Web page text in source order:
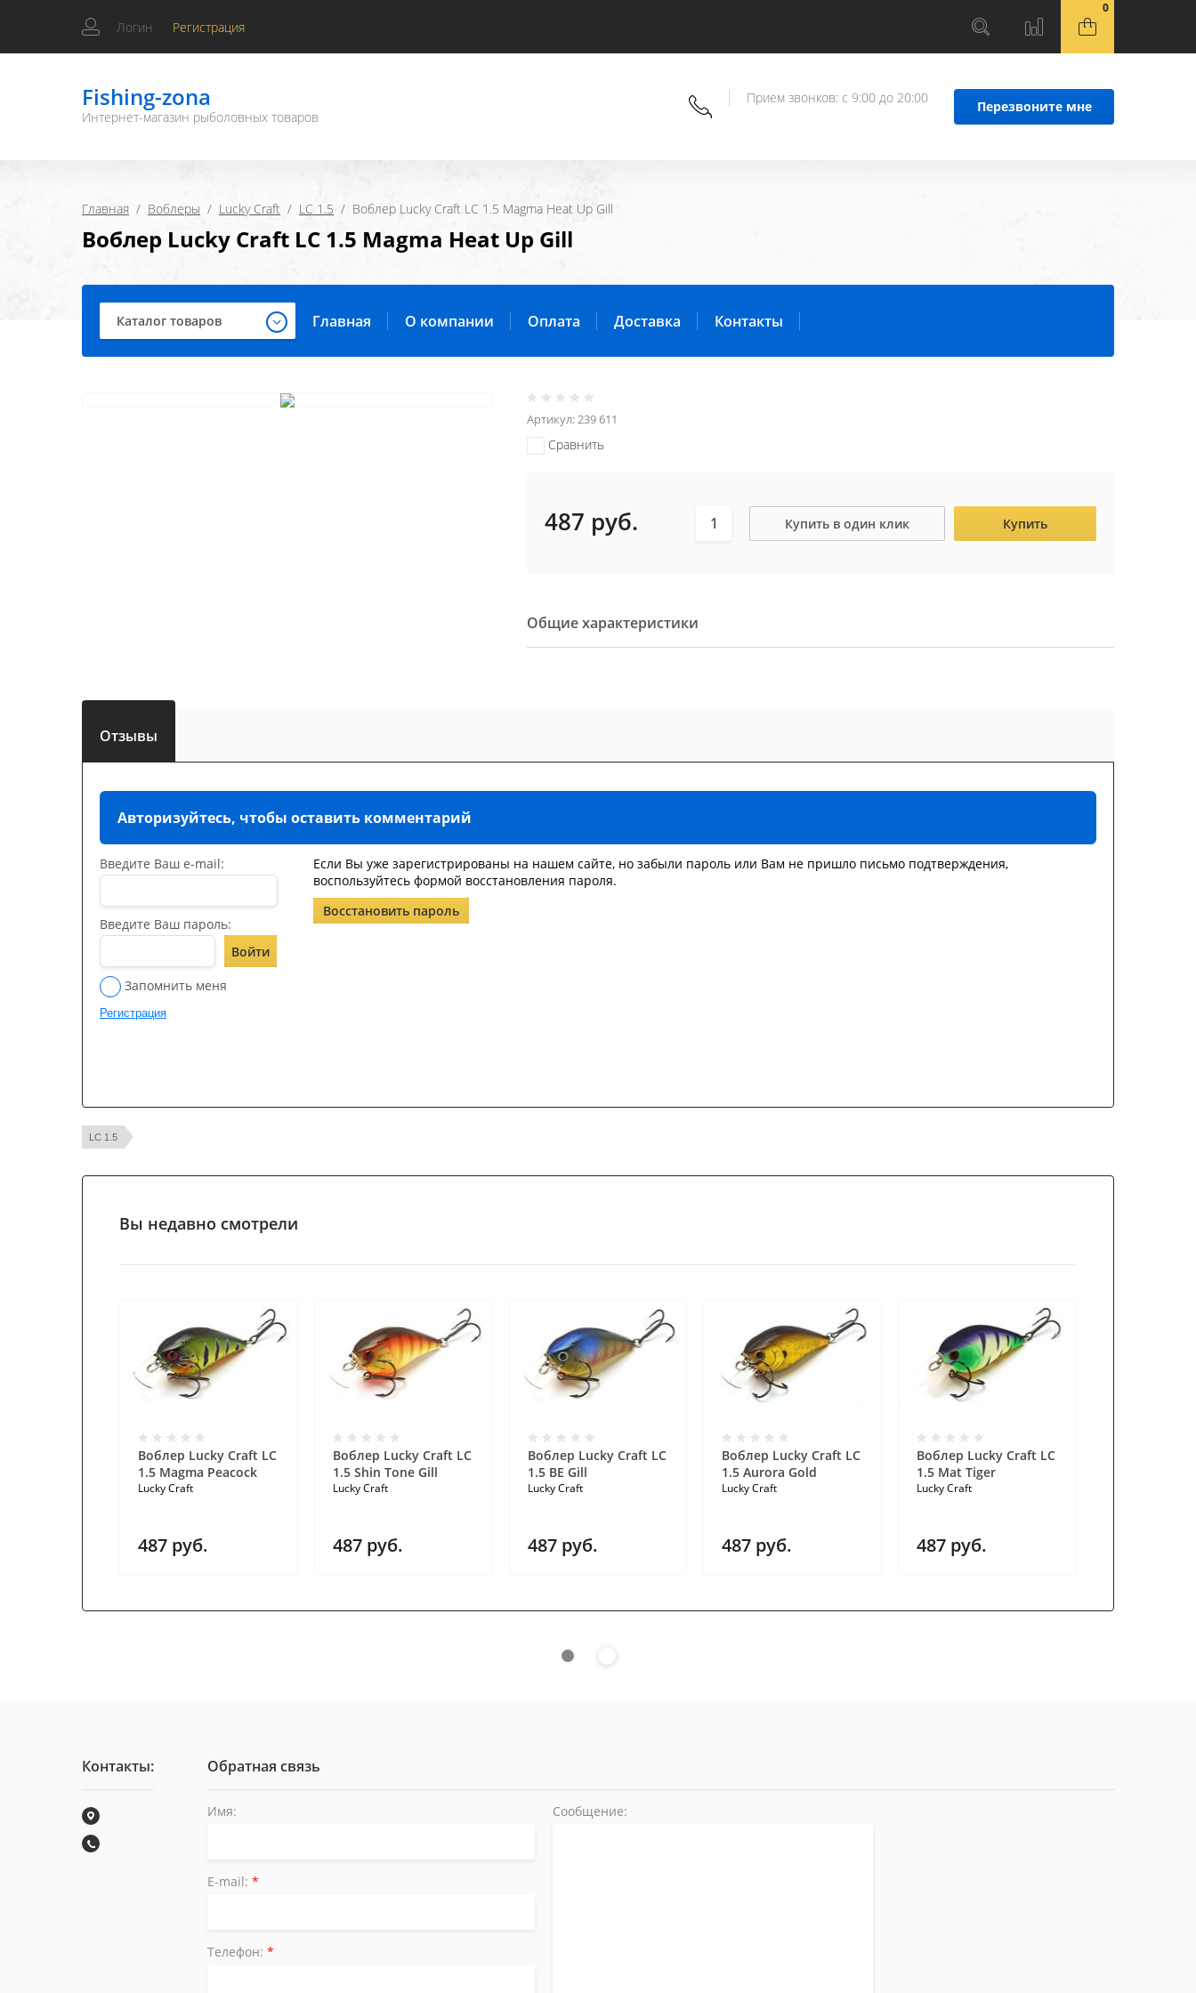
Логин Регистрация
0
Fishing-zona
Интернет-магазин рыболовных товаров
Прием звонков: с 9:00 до 20:00
Перезвоните мне
Главная
  /
Воблеры
  /
Lucky Craft
  /
LC 1.5
  /  Воблер Lucky Craft LC 1.5 Magma Heat Up Gill
Воблер Lucky Craft LC 1.5 Magma Heat Up Gill
Каталог товаров Главная О компании Оплата Доставка Контакты
Артикул:239 611
Сравнить
487 руб. Купить в один клик Купить
Общие характеристики
Отзывы
Авторизуйтесь, чтобы оставить комментарий
Введите Ваш e-mail:
Введите Ваш пароль:
Войти
Запомнить меня
Регистрация
Если Вы уже зарегистрированы на нашем сайте, но забыли пароль или Вам не пришло письмо подтверждения,
воспользуйтесь формой восстановления пароля.
Восстановить пароль
LC 1.5
Вы недавно смотрели
Воблер Lucky Craft LC
1.5 Magma Peacock
Lucky Craft
487 руб.
Воблер Lucky Craft LC
1.5 Shin Tone Gill
Lucky Craft
487руб.
Воблер Lucky Craft LC
1.5 BE Gill
Lucky Craft
487руб.
Воблер Lucky Craft LC
1.5 Aurora Gold
Lucky Craft
487 руб.
Воблер Lucky Craft LC
1.5 Mat Tiger
Lucky Craft
487 руб.
Контакты: Обратная связь
Имя:
E-mail: *
Телефон: *
Сообщение: